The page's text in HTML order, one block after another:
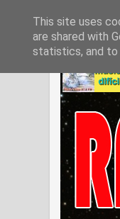
This site uses
are shared with
statistics, and to